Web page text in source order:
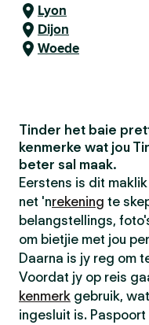
Lyon
Dijon
Woede
Tinder het baie
kenmerke wat jou
beter sal maak.
Eerstens is dit
net 'nrekening te
belangstellings,
om bietjie met jou
Daarna is jy reg om
Voordat jy op reis
kenmerk gebruik,
ingesluit is.